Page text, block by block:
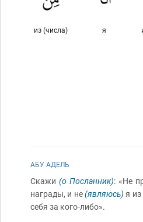
я
из (числа)
АБУ АДЕЛЬ
Скажи (о Посланник): «Не
награды, и не(являюсь) я из
себя за кого-либо».